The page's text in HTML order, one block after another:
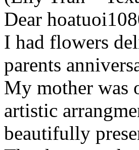
Dear
I had flowers
parents
My mother was
artistic
beautifully